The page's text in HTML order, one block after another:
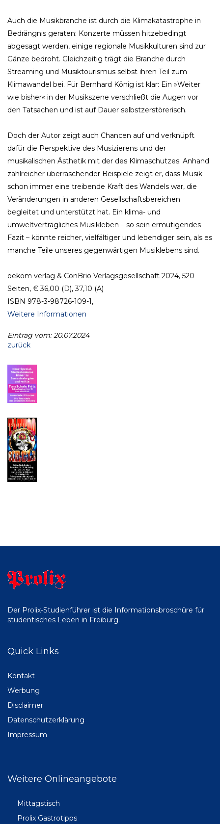
Auch die Musikbranche ist durch die Klimakatastrophe in
Bedrängnis geraten: Konzerte müssen hitzebedingt
abgesagt werden, einige regionale Musikkulturen sind zur
Gänze bedroht. Gleichzeitig trägt die Branche durch
Streaming und Musiktourismus selbst ihren Teil zum
Klimawandel bei. Für Bernhard König ist klar: Ein »Weiter
wie bisher« in der Musikszene verschließt die Augen vor
den Tatsachen und ist auf Dauer selbstzerstörerisch.
Doch der Autor zeigt auch Chancen auf und verknüpft
dafür die Perspektive des Musizierens und der
musikalischen Ästhetik mit der des Klimaschutzes. Anhand
zahlreicher überraschender Beispiele zeigt er, dass Musik
schon immer eine treibende Kraft des Wandels war, die
Veränderungen in anderen Gesellschaftsbereichen
begleitet und unterstützt hat. Ein klima- und
umweltverträgliches Musikleben – so sein ermutigendes
Fazit – könnte reicher, vielfältiger und lebendiger sein, als es
manche Teile unseres gegenwärtigen Musiklebens sind.
oekom verlag & ConBrio Verlagsgesellschaft 2024, 520
Seiten, € 36,00 (D), 37,10 (A)
ISBN 978-3-98726-109-1,
Weitere Informationen
Eintrag vom: 20.07.2024
zurück
Der Prolix-Studienführer ist die Informationsbroschüre für
studentisches Leben in Freiburg.
Quick Links
Kontakt
Werbung
Disclaimer
Datenschutzerklärung
Impressum
Weitere Onlineangebote
Mittagstisch
Prolix Gastrotipps